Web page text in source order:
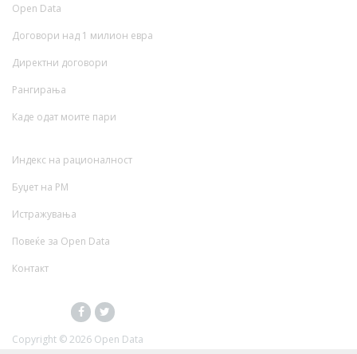
Open Data
Договори над 1 милион евра
Директни договори
Рангирања
Каде одат моите пари
Индекс на рационалност
Буџет на РМ
Истражувања
Повеќе за Open Data
Контакт
Copyright ©2026 Open Data